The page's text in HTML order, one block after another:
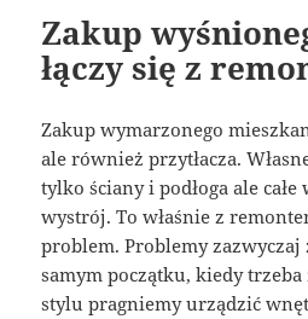
Zakup
łączy się z
Zakup wymarzonego
ale również przytłacza.
tylko ściany i podłoga ale
wystrój. To właśnie z
problem. Problemy zazwyczaj
samym początku, kiedy
stylu pragniemy urządzić